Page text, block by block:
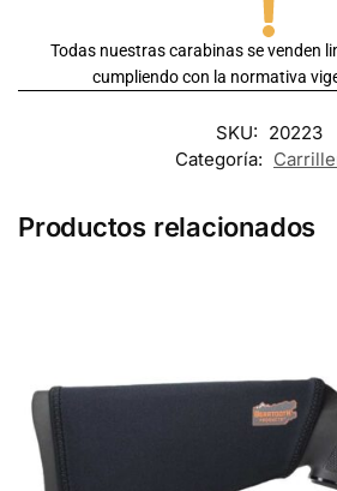
Todas nuestras carabinas se venden
cumpliendo con la normativa
SKU: 20223
Categoría:
Productos relacionados